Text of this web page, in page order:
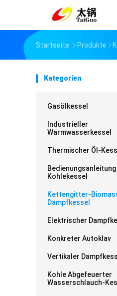
Startseite Produkte
Kategorien
Gasölkessel
Industrieller
Warmwasserkessel
Thermischer Öl-
Bedienungsanleitung
Kohlekessel
Kettengitter-
Dampfkessel
Elektrischer
Konkreter Autoklav
Vertikaler
Kohle Abgefeuerter
Wasserschlauch-